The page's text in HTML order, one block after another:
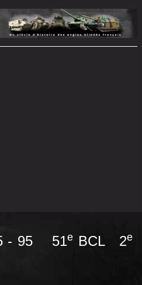
- 95 51e BCL 2e